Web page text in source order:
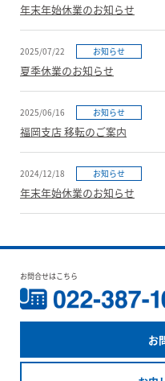
年末年始休業のお知らせ
2025/07/22 お知らせ
夏季休業のお知らせ
2025/06/16 お知らせ
福岡支店 移転のご案内
2024/12/18 お知らせ
年末年始休業のお知らせ
お問合せはこちら
お